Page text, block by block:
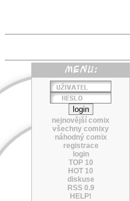
nejnovější comix
všechny comixy
náhodný comix
registrace
login
TOP 10
HOT 10
diskuse
RSS 0.9
HELP!